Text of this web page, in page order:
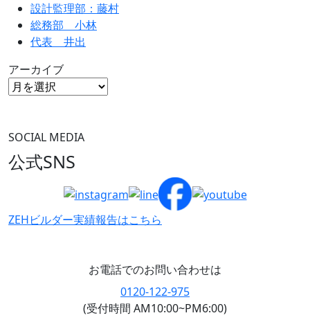
設計監理部：藤村
総務部 小林
代表 井出
アーカイブ
SOCIAL MEDIA
公式SNS
ZEHビルダー実績報告はこちら
お電話でのお問い合わせは
0120-122-975
(受付時間 AM10:00~PM6:00)